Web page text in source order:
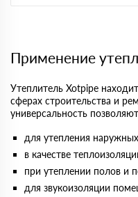
Применение
Утеплитель Xotpipe
сферах строительства и
универсальность
для утепления
в качестве
при утеплении полов и
для звукоизоляции